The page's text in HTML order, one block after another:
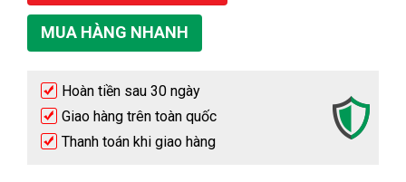
MUA HÀNG NHANH
Hoàn tiền sau 30 ngày
Giao hàng trên toàn quốc
Thanh toán khi giao hàng